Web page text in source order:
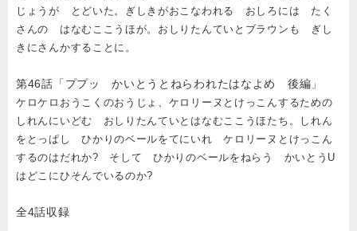
じょうが とどいた。ぎしきがおこなわれる おしろには たく
さんの はなむここうほが。おしりたんていとブラウンも ぎし
きにさんかすることに。
第46話「ププッ かいとうとねらわれたはなよめ 後編」
ケロケロおうこくのおうじょ、ケロリーヌとけっこんするための
しれんにいどむ おしりたんていとはなむここうほたち。しれん
をとっぱし ひかりのベールをてにいれ ケロリーヌとけっこん
するのはだれか? そして ひかりのベールをねらう かいとうU
はどこにひそんでいるのか?
全4話収録